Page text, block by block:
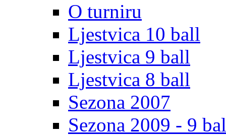
O turniru
Ljestvica 10 ball
Ljestvica 9 ball
Ljestvica 8 ball
Sezona 2007
Sezona 2009 - 9